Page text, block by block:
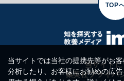
TOP
当サイト
集英社プライバ
当サイトでは当社の提携先等がお
分析したり、お客様にお勧めの広